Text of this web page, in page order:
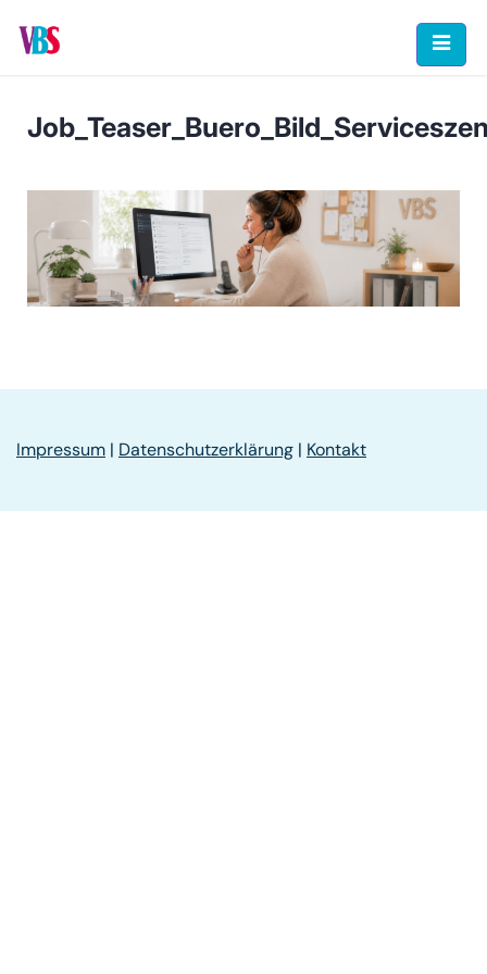
content
Impressum | Datenschutzerklärung | Kontakt